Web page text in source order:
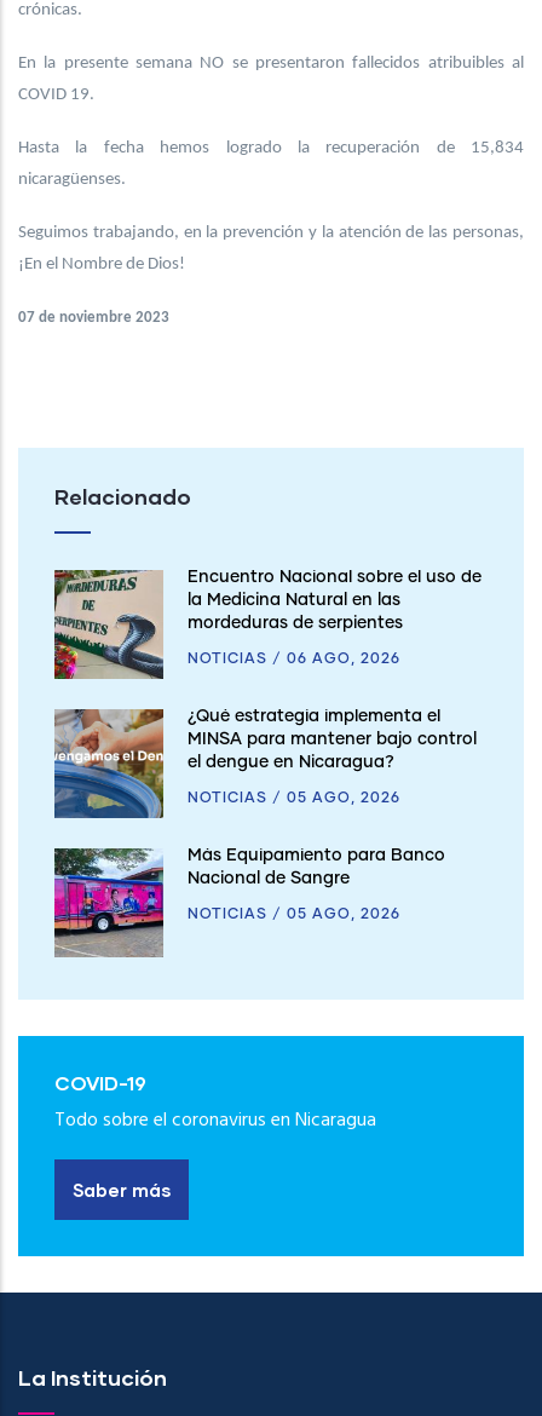
crónicas.
En la presente semana NO se presentaron fallecidos atribuibles al
COVID 19.
Hasta la fecha hemos logrado la recuperación de 15,834
nicaragüenses.
Seguimos trabajando, en la prevención y la atención de las personas,
¡En el Nombre de Dios!
07 de noviembre 2023
Relacionado
Encuentro Nacional sobre el uso de
la Medicina Natural en las
mordeduras de serpientes
NOTICIAS / 06 AGO, 2026
¿Qué estrategia implementa el
MINSA para mantener bajo control
el dengue en Nicaragua?
NOTICIAS / 05 AGO, 2026
Más Equipamiento para Banco
Nacional de Sangre
NOTICIAS / 05 AGO, 2026
COVID-19
Todo sobre el coronavirus en Nicaragua
Saber más
La Institución